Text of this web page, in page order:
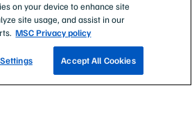
RYBOŁÓWSTWO
on your device to enhance site
site usage, and assist in our
MSC Privacy policy
Accept All Cookies